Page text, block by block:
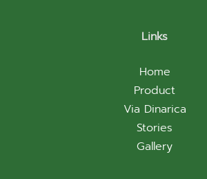
Links
Home
Product
Via Dinarica
Stories
Gallery